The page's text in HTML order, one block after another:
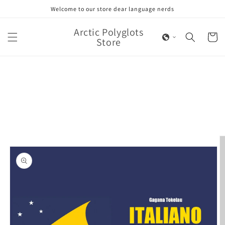
Welcome to our store dear language nerds
Arctic Polyglots
Store Cart